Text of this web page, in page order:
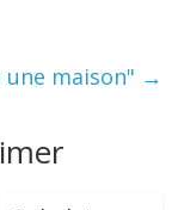
une maison" →